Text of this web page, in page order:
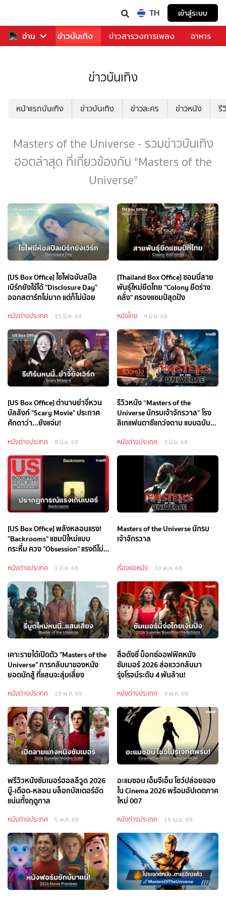
TH เข้าสู่ระบบ
อ่าน
ฬา ข่าว ข่าวบันเทิง ข่าวสารวงการเพลง อาหาร
ข่าวบันเทิง
หน้าแรกบันเทิง ข่าวบันเทิง ข่าวละคร ข่าวหนัง รี
Masters of the Universe - รวมข่าวบันเทิง
ฮอตล่าสุด ที่เกี่ยวข้องกับ "Masters of the
Universe"
[US Box Office] ไซไฟฉบับสปีล
เบิร์กยังใช้ได้ "Disclosure Day"
ออกสตาร์ทไม่มาก แต่ก็ไม่น้อย
หนังต่างประเทศ 15 มิ.ย. 69
[Thailand Box Office] ซอมบี้สาย
พันธุ์ใหม่ยึดไทย "Colony ยึดร่าง
คลั่ง" ครองแชมป์สุดปัง
หนังไทย 9 มิ.ย. 69
[US Box Office] ตำนานยำจี้หวน
บัลลังก์ "Scary Movie" ประกาศ
ศักดาว่า...ยังแจ่ม!
หนังต่างประเทศ 8 มิ.ย. 69
รีวิวหนัง “Masters of the
Universe นักรบเจ้าจักรวาล” โรง
ลิเกแฟนตาซีแกว่งดาบ แบบฉบับ
หนังต่างประเทศ 3 มิ.ย. 69
[US Box Office] พลังหลอนแรง!
"Backrooms" แชมป์ใหม่แบบ
กระหึ่ม ควง "Obsession" แรงดีไม่
หนังต่างประเทศ 1 มิ.ย. 69
Masters of the Universe นักรบ
เจ้าจักรวาล
เรื่องย่อหนัง 30 พ.ค. 69
เคาะรายได้เปิดตัว "Masters of the
Universe" การกลับมาของหนัง
ยอดนักสู้ ที่แสนจะสุ่มเสี่ยง
หนังต่างประเทศ 19 พ.ค. 69
สื่อดังชี้ บ็อกซ์ออฟฟิศหนัง
ซัมเมอร์ 2026 ส่อแววกลับมา
รุ่งโรจน์ระดับ 4 พันล้าน!
หนังต่างประเทศ 9 พ.ค. 69
พรีวิวหนังซัมเมอร์ฮอลลีวูด 2026
บู๊-เดือด-หลอน บล็อกบัสเตอร์อัด
แน่นทั้งฤดูกาล
หนังต่างประเทศ 5 พ.ค. 69
อะแมซอน เอ็มจีเอ็ม โชว์ปล่อยของ
ใน Cinema 2026 พร้อมอัปเดตภาค
ใหม่ 007
หนังต่างประเทศ 16 เม.ย. 69